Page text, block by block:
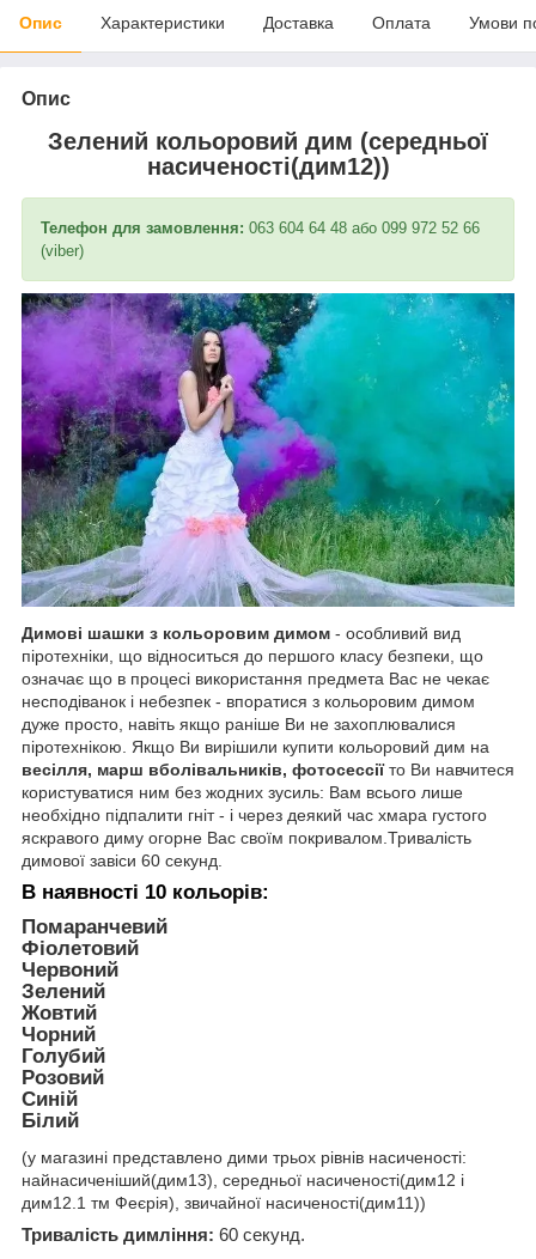
Опис Характеристики Доставка Оплата Умови
Опис
Зелений кольоровий дим (середньої
насиченості(дим12))
Телефон для замовлення: 063 604 64 48 або 099 972 52 66
(viber)
Димові шашки з кольоровим димом - особливий вид
піротехніки, що відноситься до першого класу безпеки, що
означає що в процесі використання предмета Вас не чекає
несподіванок і небезпек - впоратися з кольоровим димом
дуже просто, навіть якщо раніше Ви не захоплювалися
піротехнікою. Якщо Ви вирішили купити кольоровий дим на
весілля, марш вболівальників, фотосессіїто Ви навчитеся
користуватися ним без жодних зусиль: Вам всього лише
необхідно підпалити гніт - і через деякий час хмара густого
яскравого диму огорне Вас своїм покривалом.Тривалість
димової завіси 60 секунд.
В наявності 10 кольорів:
Помаранчевий
Фіолетовий
Червоний
Зелений
Жовтий
Чорний
Голубий
Розовий
Синій
Білий
(у магазині представлено дими трьох рівнів насиченості:
найнасиченіший(дим13), середньої насиченості(дим12 і
дим12.1 тм Феєрія), звичайної насиченості(дим11))
Тривалість димління: 60 секунд.